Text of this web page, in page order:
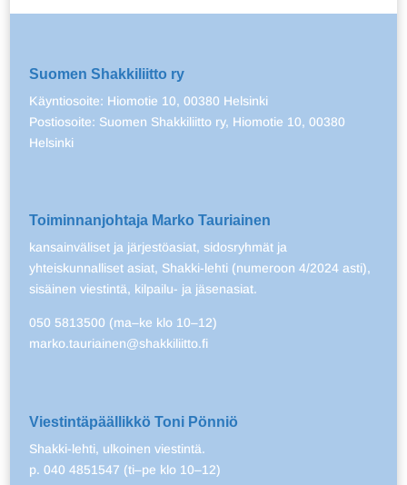
Suomen Shakkiliitto ry
Käyntiosoite: Hiomotie 10, 00380 Helsinki
Postiosoite: Suomen Shakkiliitto ry, Hiomotie 10, 00380
Helsinki
Toiminnanjohtaja Marko Tauriainen
kansainväliset ja järjestöasiat, sidosryhmät ja
yhteiskunnalliset asiat, Shakki-lehti (numeroon 4/2024 asti),
sisäinen viestintä, kilpailu- ja jäsenasiat.
050 5813500 (ma–ke klo 10–12)
marko.tauriainen@shakkiliitto.fi
Viestintäpäällikkö Toni Pönniö
Shakki-lehti, ulkoinen viestintä.
p. 040 4851547 (ti–pe klo 10–12)